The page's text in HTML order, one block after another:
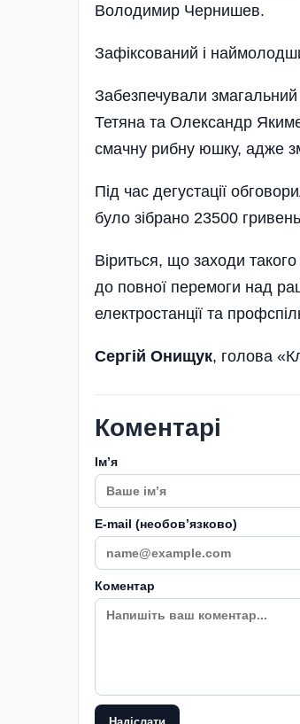
Володимир Чернишев.
Зафіксований і
Забезпечували
Тетяна та Олександр
смачну рибну юшку, адже
Під час дегустації
було зібрано 23500
Віриться, що заходи
до повної перемоги над
електростанції та
Сергій Онищук, голова
Коментарі
Імʼя
E-mail (необовʼязково)
Коментар